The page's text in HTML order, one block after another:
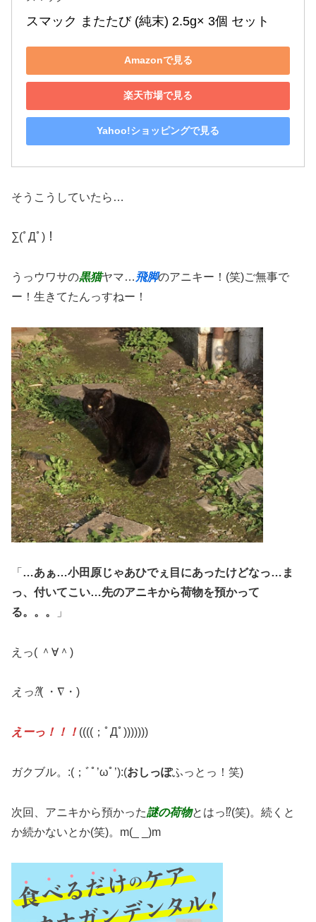
スマック またたび (純末) 2.5g× 3個 セット
Amazonで見る
楽天市場で見る
Yahoo!ショッピングで見る
そうこうしていたら…
∑(ﾟДﾟ)！
うっウワサの黒猫ヤマ… 飛脚のアニキー！(笑)ご無事で
ー！生きてたんっすねー！
「 …あぁ…小田原じゃあひでぇ目にあったけどなっ…ま
っ、付いてこい…先のアニキから荷物を預かって
る。。。
」
えっ( ＾∀＾)
えっ⁈( ・∇・)
えーっ！！！ ((((；ﾟДﾟ)))))))
ガクブル。:(；ﾞﾟ’ωﾟ’):(おしっぽふっとっ！笑)
次回、アニキから預かった謎の荷物とはっ⁉︎(笑)。続くと
か続かないとか(笑)。m(_ _)m